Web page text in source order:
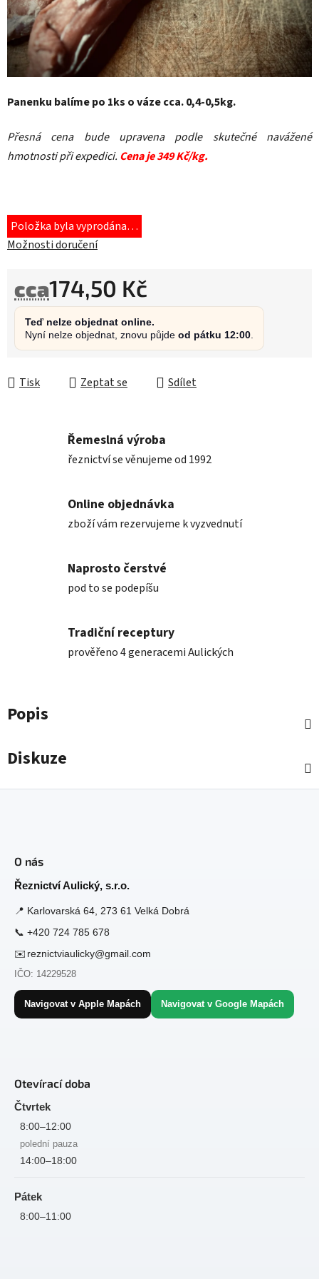
Panenku balíme po 1ks o váze cca. 0,4-0,5kg.
Přesná cena bude upravena podle skutečné navážené
hmotnosti při expedici. Cena je 349 Kč/kg.
Položka byla vyprodána…
Možnosti doručení
cca174,50 Kč
Měrná cena:
Teď nelze objednat online.
Nyní nelze objednat, znovu půjde od pátku 12:00
Tisk Zeptat se Sdílet
Řemeslná výroba
řeznictví se věnujeme od 1992
Online objednávka
zboží vám rezervujeme k vyzvednutí
Naprosto čerstvé
pod to se podepíšu
Tradiční receptury
prověřeno 4 generacemi Aulických
Popis
Diskuze
O nás
Řeznictví Aulický, s.r.o.
📍 Karlovarská 64, 273 61 Velká Dobrá
📞 +420 724 785 678
✉️ reznictviaulicky@gmail.com
IČO: 14229528
Navigovat v Apple Mapách Navigovat v Google Mapách
Otevírací doba
Čtvrtek
8:00–12:00
polední pauza
14:00–18:00
Pátek
8:00–11:00